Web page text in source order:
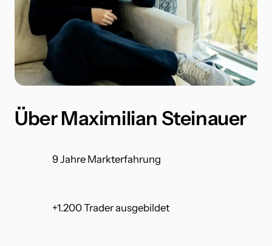
Über Maximilian Steinauer
9 Jahre Markterfahrung
+1.200 Trader ausgebildet